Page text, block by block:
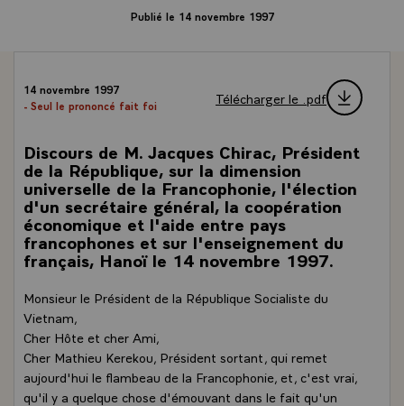
Publié le 14 novembre 1997
14 novembre 1997
- Seul le prononcé fait foi
Télécharger le .pdf
Discours de M. Jacques Chirac, Président
de la République, sur la dimension
universelle de la Francophonie, l'élection
d'un secrétaire général, la coopération
économique et l'aide entre pays
francophones et sur l'enseignement du
français, Hanoï le 14 novembre 1997.
Monsieur le Président de la République Socialiste du
Vietnam,
Cher Hôte et cher Ami,
Cher Mathieu Kerekou, Président sortant, qui remet
aujourd'hui le flambeau de la Francophonie, et, c'est vrai,
qu'il y a quelque chose d'émouvant dans le fait qu'un